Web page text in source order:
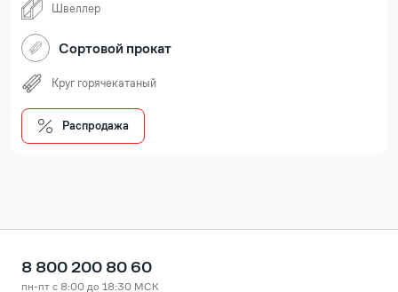
Швеллер
Сортовой прокат
Круг горячекатаный
Распродажа
8 800 200 80 60
пн-пт с 8:00 до 18:30 МСК